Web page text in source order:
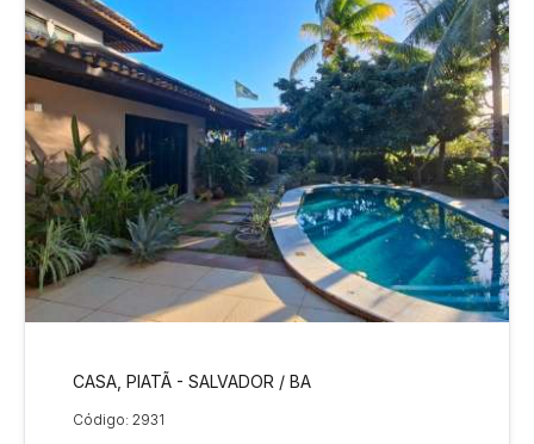
CASA, PIATÃ - SALVADOR / BA
Código: 2931